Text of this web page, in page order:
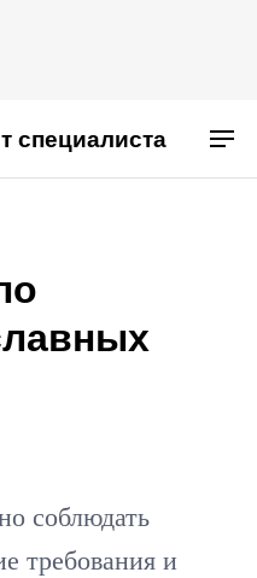
специалиста
соблюдать
требования и